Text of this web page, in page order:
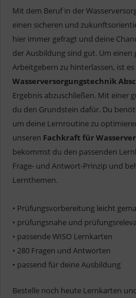
Mit dem Beruf in der
einen sicheren und
hier immer gefragt und deine
der Ausbildung sind gut. Um
Arbeitgebern zu hinterlassen, ist
Wasserversorgungstechnik
Ergebnis abzuschließen. Mit einer
du den Grundstein dafür. Du
um deine Lernroutine zu
unseren Fachkraft für
bekommst du den passenden
Frage- und Antwort-Prinzip und
Lernthemen.
• Prüfungsvorbereitung leicht
• prüfungsnahe und
• passende WISO Lernkarten
• 280 Fragen und Antworten
• passend für deine Ausbildung
Bestelle noch heute Lernkarten